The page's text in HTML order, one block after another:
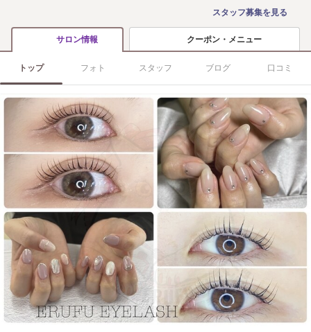
スタッフ募集を見る
サロン情報 クーポン・メニュー
トップ フォト スタッフ ブログ 口コミ